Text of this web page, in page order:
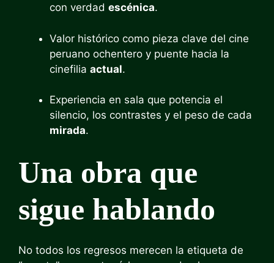
con verdad escénica.
Valor histórico como pieza clave del cine
peruano ochentero y puente hacia la
cinefilia actual.
Experiencia en sala que potencia el
silencio, los contrastes y el peso de cada
mirada.
Una obra que
sigue hablando
No todos los regresos merecen la etiqueta de